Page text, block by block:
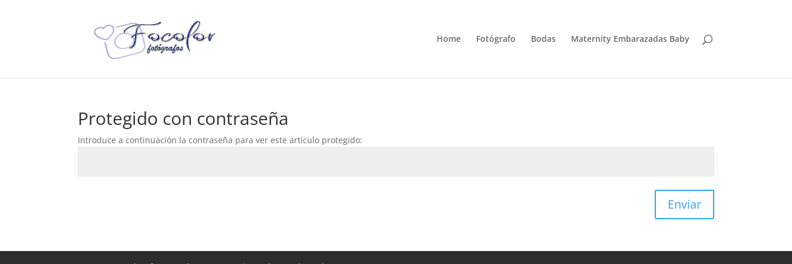
Home Fotógrafo Bodas Maternity Embarazadas Baby
Protegido con contraseña
Introduce a continuación la contraseña para ver este artículo protegido:
Enviar